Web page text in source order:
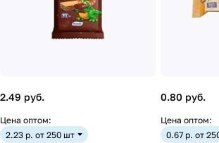
2.49 руб.
Цена оптом:
2.23 р. от 250 шт
0.80 руб.
Цена оптом:
0.67 р. от